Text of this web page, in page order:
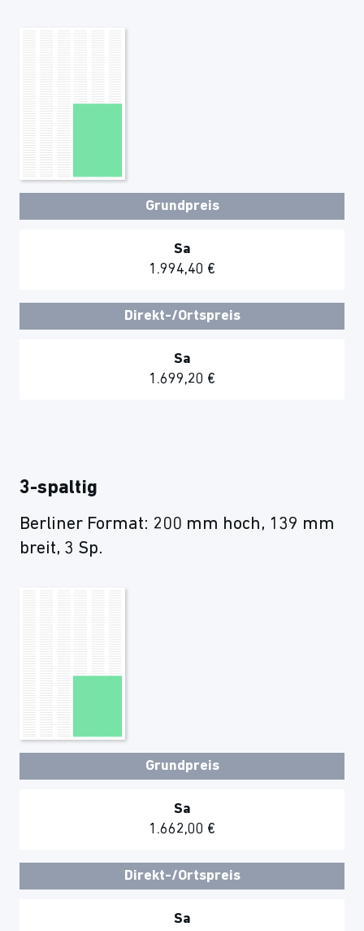
Grundpreis
Sa
1.994,40 €
Direkt-/Ortspreis
Sa
1.699,20 €
3-spaltig
Berliner Format: 200 mm hoch, 139 mm
breit, 3 Sp.
Grundpreis
Sa
1.662,00 €
Direkt-/Ortspreis
Sa